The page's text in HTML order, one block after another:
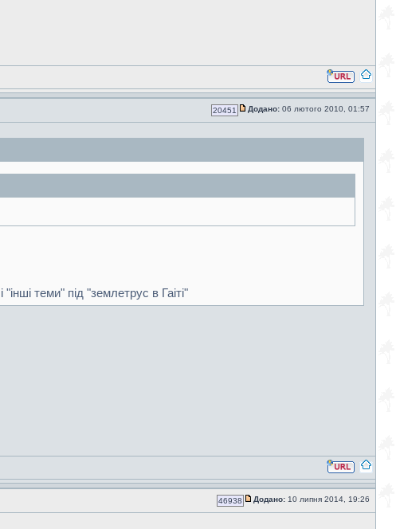
20451 Додано: 06 лютого 2010, 01:57
теми" під "землетрус в Гаіті"
46938 Додано: 10 липня 2014, 19:26